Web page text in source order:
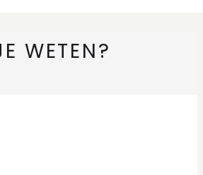
koolstoffilter regenereren?
WETEN?